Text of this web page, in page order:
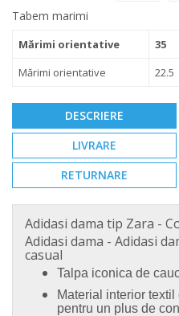
Tabem marimi
Mărimi orientative 35
Mărimi orientative
22.5
DESCRIERE
LIVRARE
RETURNARE
Adidasi dama tip Zara -
Adidasi dama - Adidasi
casual
Talpa iconica de
Material interior
pentru un plus de